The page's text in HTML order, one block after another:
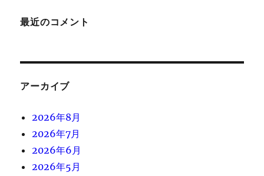
最近のコメント
アーカイブ
2026年8月
2026年7月
2026年6月
2026年5月